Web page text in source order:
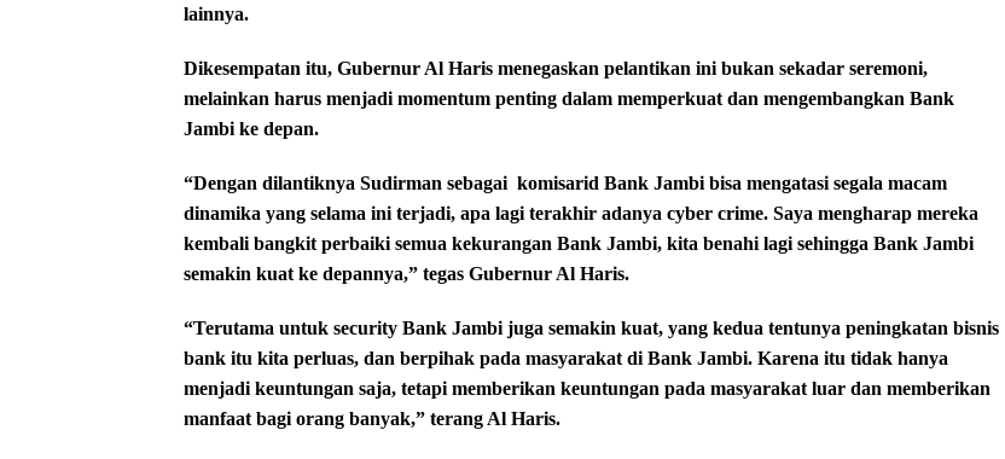
lainnya.
Dikesempatan itu, Gubernur Al Haris menegaskan pelantikan ini bukan sekadar seremoni,
melainkan harus menjadi momentum penting dalam memperkuat dan mengembangkan Bank
Jambi ke depan.
“Dengan dilantiknya Sudirman sebagai komisarid Bank Jambi bisa mengatasi segala macam
dinamika yang selama ini terjadi, apa lagi terakhir adanya cyber crime. Saya mengharap mereka
kembali bangkit perbaiki semua kekurangan Bank Jambi, kita benahi lagi sehingga Bank Jambi
semakin kuat ke depannya,” tegas Gubernur Al Haris.
“Terutama untuk security Bank Jambi juga semakin kuat, yang kedua tentunya peningkatan bisnis
bank itu kita perluas, dan berpihak pada masyarakat di Bank Jambi. Karena itu tidak hanya
menjadi keuntungan saja, tetapi memberikan keuntungan pada masyarakat luar dan memberikan
manfaat bagi orang banyak,” terang Al Haris.